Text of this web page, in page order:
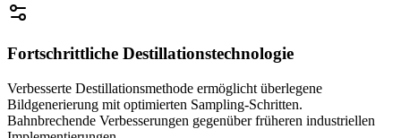
Fortschrittliche Destillationstechnologie
Verbesserte Destillationsmethode ermöglicht überlegene
Bildgenerierung mit optimierten Sampling-Schritten.
Bahnbrechende Verbesserungen gegenüber früheren industriellen